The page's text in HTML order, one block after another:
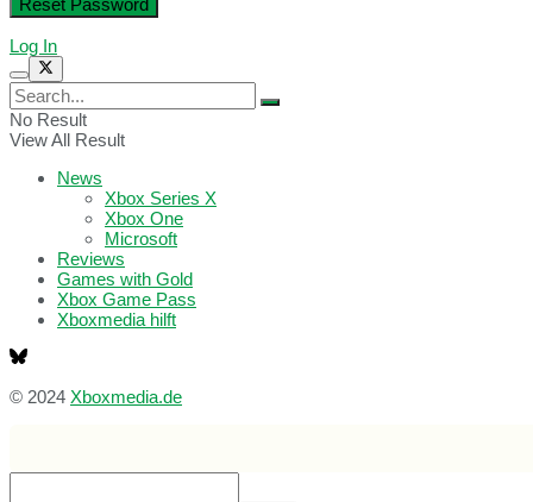
Log In
No Result
View All Result
News
Xbox Series X
Xbox One
Microsoft
Reviews
Games with Gold
Xbox Game Pass
Xboxmedia hilft
© 2024 Xboxmedia.de